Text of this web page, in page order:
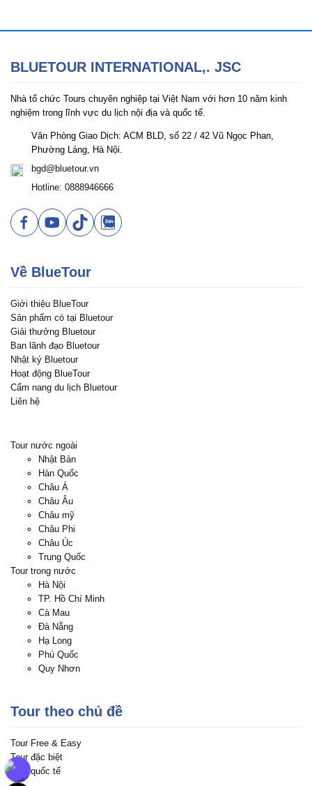
BLUETOUR INTERNATIONAL,. JSC
Nhà tổ chức Tours chuyên nghiệp tại Việt Nam với hơn 10 năm kinh
nghiệm trong lĩnh vực du lịch nội địa và quốc tế.
Văn Phòng Giao Dịch: ACM BLD, số 22 / 42 Vũ Ngọc Phan,
Phường Láng, Hà Nội.
bgd@bluetour.vn
Hotline: 0888946666
Về BlueTour
Giới thiệu BlueTour
Sản phẩm có tại Bluetour
Giải thưởng Bluetour
Ban lãnh đạo Bluetour
Nhật ký Bluetour
Hoạt động BlueTour
Cẩm nang du lịch Bluetour
Liên hệ
Tour nước ngoài
Nhật Bản
Hàn Quốc
Châu Á
Châu Âu
Châu mỹ
Châu Phi
Châu Úc
Trung Quốc
Tour trong nước
Hà Nội
TP. Hồ Chí Minh
Cà Mau
Đà Nẵng
Hạ Long
Phú Quốc
Quy Nhơn
Tour theo chủ đề
Tour Free & Easy
Tour đặc biệt
Tour quốc tế